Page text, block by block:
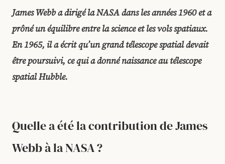
James Webb a dirigé la NASA dans les années 1960 et a
prôné un équilibre entre la science et les vols spatiaux.
En 1965, il a écrit qu’un grand télescope spatial devait
être poursuivi, ce qui a donné naissance au télescope
spatial Hubble.
Quelle a été la contribution de James
Webb à la NASA ?